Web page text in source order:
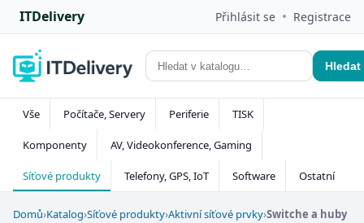
ITDelivery Přihlásit se • Registrace
Hledat
Vše Počítače, Servery Periferie TISK
Komponenty AV, Videokonference, Gaming
Síťové produkty Telefony, GPS, IoT Software Ostatní
Domů›Katalog›Síťové produkty›Aktivní síťové prvky›Switche a huby